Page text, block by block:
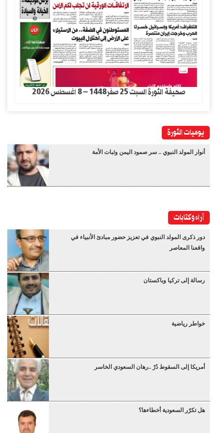
صحيفة الثورة السبت 25 صفر1448 – 8 اغسطس 2026
يوميات الثورة
أنوار المولد النبوي .. سر صمود اليمن وثبات الأمة
آراء وكتابات
دور ذكرى المولد النبوي في تعزيز حضور مبادئ الأنبياء في
واقعنا المعاصر
رسالة إلى تركيا وباكستان
خواطر رياضية
أمريكا إلى السقوط دُرْ ..رهان السعودي الخاسر
هل تكرّر السعودية أخطاءها؟